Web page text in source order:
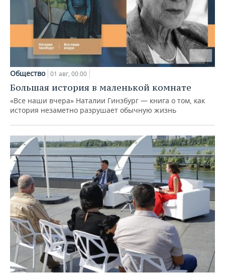
Общество 01 авг, 00:00
Большая история в маленькой комнате
«Все наши вчера» Наталии Гинзбург — книга о том, как
история незаметно разрушает обычную жизнь